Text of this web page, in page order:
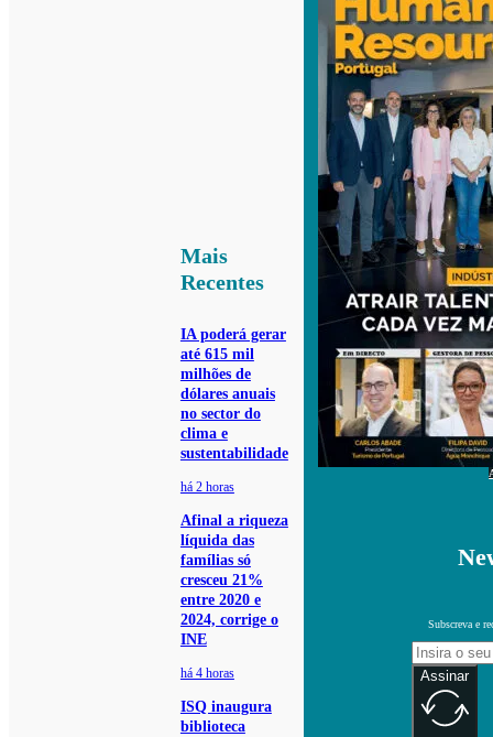
Mais
Recentes
IA poderá gerar
até 615 mil
milhões de
dólares anuais
no sector do
clima e
sustentabilidade
há 2 horas
Afinal a riqueza
líquida das
famílias só
cresceu 21%
entre 2020 e
2024, corrige o
INE
há 4 horas
ISQ inaugura
biblioteca
Subscreva e
Assinar